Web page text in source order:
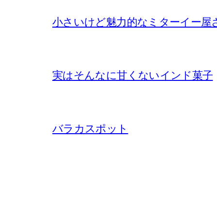
小さいけど魅力的なミターイー屋
実はそんなに甘くないインド菓子
バラカスポット